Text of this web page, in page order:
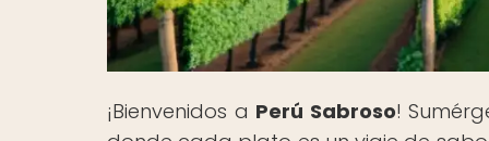
¡Bienvenidos a Perú Sabroso!